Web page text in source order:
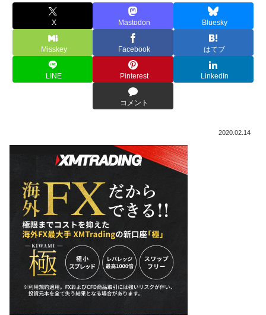
X Mastodon Bluesky
Misskey Facebook はてブ
LINE Pinterest LinkedIn
コメント
2020.02.14